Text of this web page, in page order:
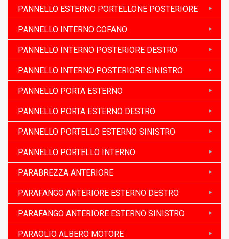
PANNELLO ESTERNO PORTELLONE POSTERIORE
PANNELLO INTERNO COFANO
PANNELLO INTERNO POSTERIORE DESTRO
PANNELLO INTERNO POSTERIORE SINISTRO
PANNELLO PORTA ESTERNO
PANNELLO PORTA ESTERNO DESTRO
PANNELLO PORTELLO ESTERNO SINISTRO
PANNELLO PORTELLO INTERNO
PARABREZZA ANTERIORE
PARAFANGO ANTERIORE ESTERNO DESTRO
PARAFANGO ANTERIORE ESTERNO SINISTRO
PARAOLIO ALBERO MOTORE